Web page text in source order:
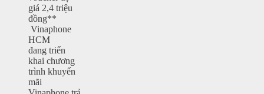
giá 2,4 triệu
đồng**
Vinaphone
HCM
đang triển
khai chương
trình khuyến
mãi